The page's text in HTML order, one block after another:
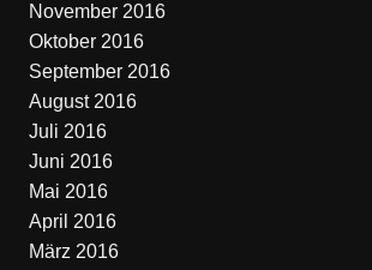
November 2016
Oktober 2016
September 2016
August 2016
Juli 2016
Juni 2016
Mai 2016
April 2016
März 2016